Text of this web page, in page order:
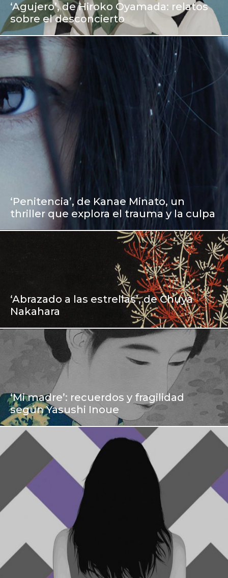
‘Agujero’, de Hiroko Oyamada: relatos
sobre el desconcierto
‘Penitencia’, de Kanae Minato, un
thriller que explora el trauma y la culpa
‘Abrazado a las estrellas’, de Chuya
Nakahara
‘Mi madre’: recuerdos y fragilidad
según Yasushi Inoue